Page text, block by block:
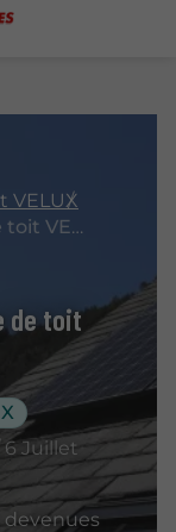
VELUX
Idées déco avec une fenêtre de toit VELUX
de toit
6 Juillet
devenues